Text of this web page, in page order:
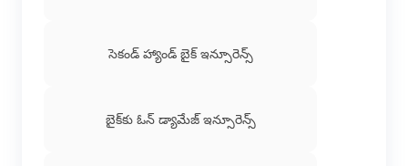
సెకండ్‌ హ్యాండ్‌ బైక్‌ ఇన్సూరెన్స్‌
బైక్​కు ఓన్​ డ్యామేజ్​ ఇన్సూరెన్స్